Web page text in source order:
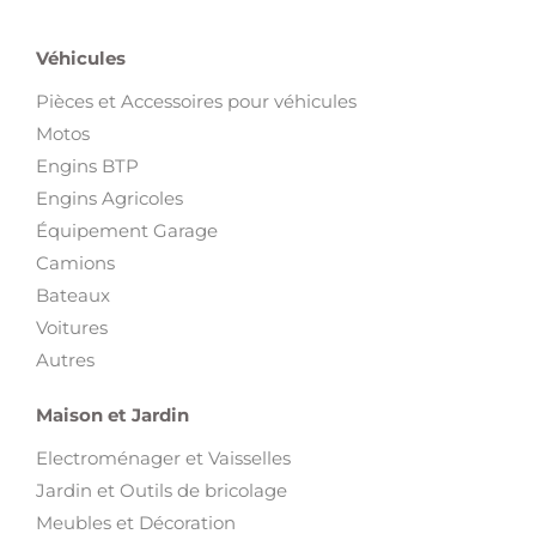
Véhicules
Pièces et Accessoires pour véhicules
Motos
Engins BTP
Engins Agricoles
Équipement Garage
Camions
Bateaux
Voitures
Autres
Maison et Jardin
Electroménager et Vaisselles
Jardin et Outils de bricolage
Meubles et Décoration